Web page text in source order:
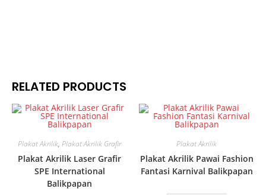
RELATED PRODUCTS
Plakat Akrilik, Plakat Akrilik Grafir
Plakat Akrilik Laser Grafir
SPE International
Balikpapan
Plakat Akrilik
Plakat Akrilik Pawai Fashion
Fantasi Karnival Balikpapan